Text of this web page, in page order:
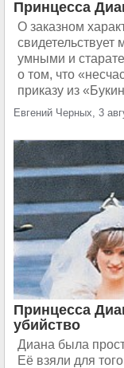
Принцесса
О заказном
умными и
о том, что
приказу из
Евгений Черных, 3
Принцесса
убийство
Диана была
Её взяли для